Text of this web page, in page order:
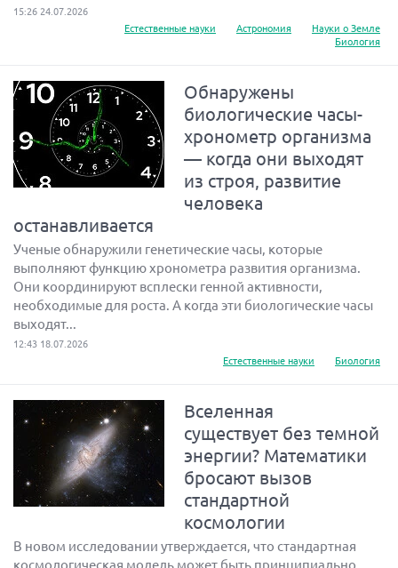
15:26 24.07.2026
Естественные науки
Астрономия
Науки о Земле
Биология
Обнаружены
биологические часы-
хронометр организма
— когда они выходят
из строя, развитие
человека
останавливается
Ученые обнаружили генетические часы, которые
выполняют функцию хронометра развития организма.
Они координируют всплески генной активности,
необходимые для роста. А когда эти биологические часы
выходят...
12:43 18.07.2026
Естественные науки
Биология
Вселенная
существует без темной
энергии? Математики
бросают вызов
стандартной
космологии
В новом исследовании утверждается, что стандартная
космологическая модель может быть принципиально